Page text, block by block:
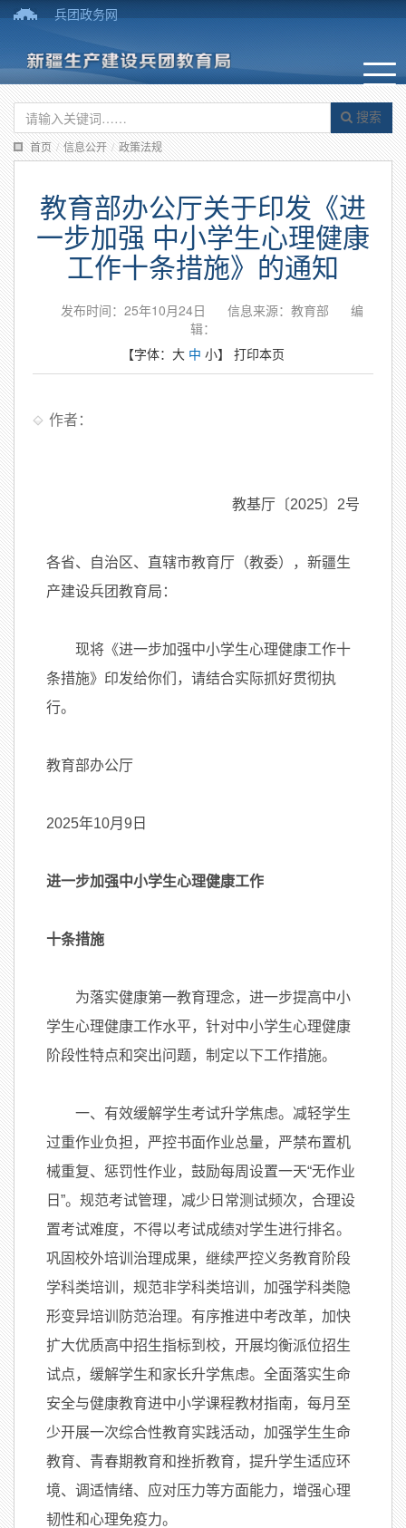
兵团政务网
搜索
首页 / 信息公开 / 政策法规
教育部办公厅关于印发《进
一步加强 中小学生心理健康
工作十条措施》的通知
发布时间：25年10月24日 信息来源：教育部
编
辑：
【字体： 大 中 小】 打印本页
作者：
教基厅〔2025〕2号
各省、自治区、直辖市教育厅（教委），新疆生
产建设兵团教育局：
现将《进一步加强中小学生心理健康工作十
条措施》印发给你们，请结合实际抓好贯彻执
行。
教育部办公厅
2025年10月9日
进一步加强中小学生心理健康工作
十条措施
为落实健康第一教育理念，进一步提高中小
学生心理健康工作水平，针对中小学生心理健康
阶段性特点和突出问题，制定以下工作措施。
一、有效缓解学生考试升学焦虑。减轻学生
过重作业负担，严控书面作业总量，严禁布置机
械重复、惩罚性作业，鼓励每周设置一天“无作业
日”。规范考试管理，减少日常测试频次，合理设
置考试难度，不得以考试成绩对学生进行排名。
巩固校外培训治理成果，继续严控义务教育阶段
学科类培训，规范非学科类培训，加强学科类隐
形变异培训防范治理。有序推进中考改革，加快
扩大优质高中招生指标到校，开展均衡派位招生
试点，缓解学生和家长升学焦虑。全面落实生命
安全与健康教育进中小学课程教材指南，每月至
少开展一次综合性教育实践活动，加强学生生命
教育、青春期教育和挫折教育，提升学生适应环
境、调适情绪、应对压力等方面能力，增强心理
韧性和心理免疫力。